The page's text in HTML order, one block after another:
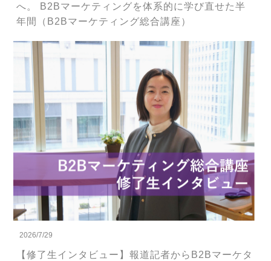
へ。 B2Bマーケティングを体系的に学び直せた半
年間（B2Bマーケティング総合講座）
2026/7/29
【修了生インタビュー】報道記者からB2Bマーケタ